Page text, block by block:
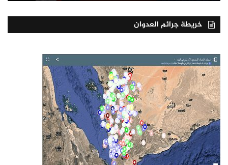
خريطة جرائم العدوان